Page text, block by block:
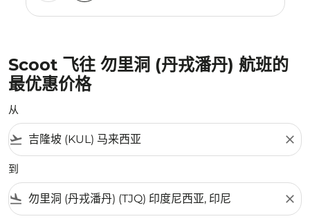
Scoot 飞往 勿里洞 (丹戎潘丹) 航班的
最优惠价格
从
flight_takeoff close
到
flight_land close